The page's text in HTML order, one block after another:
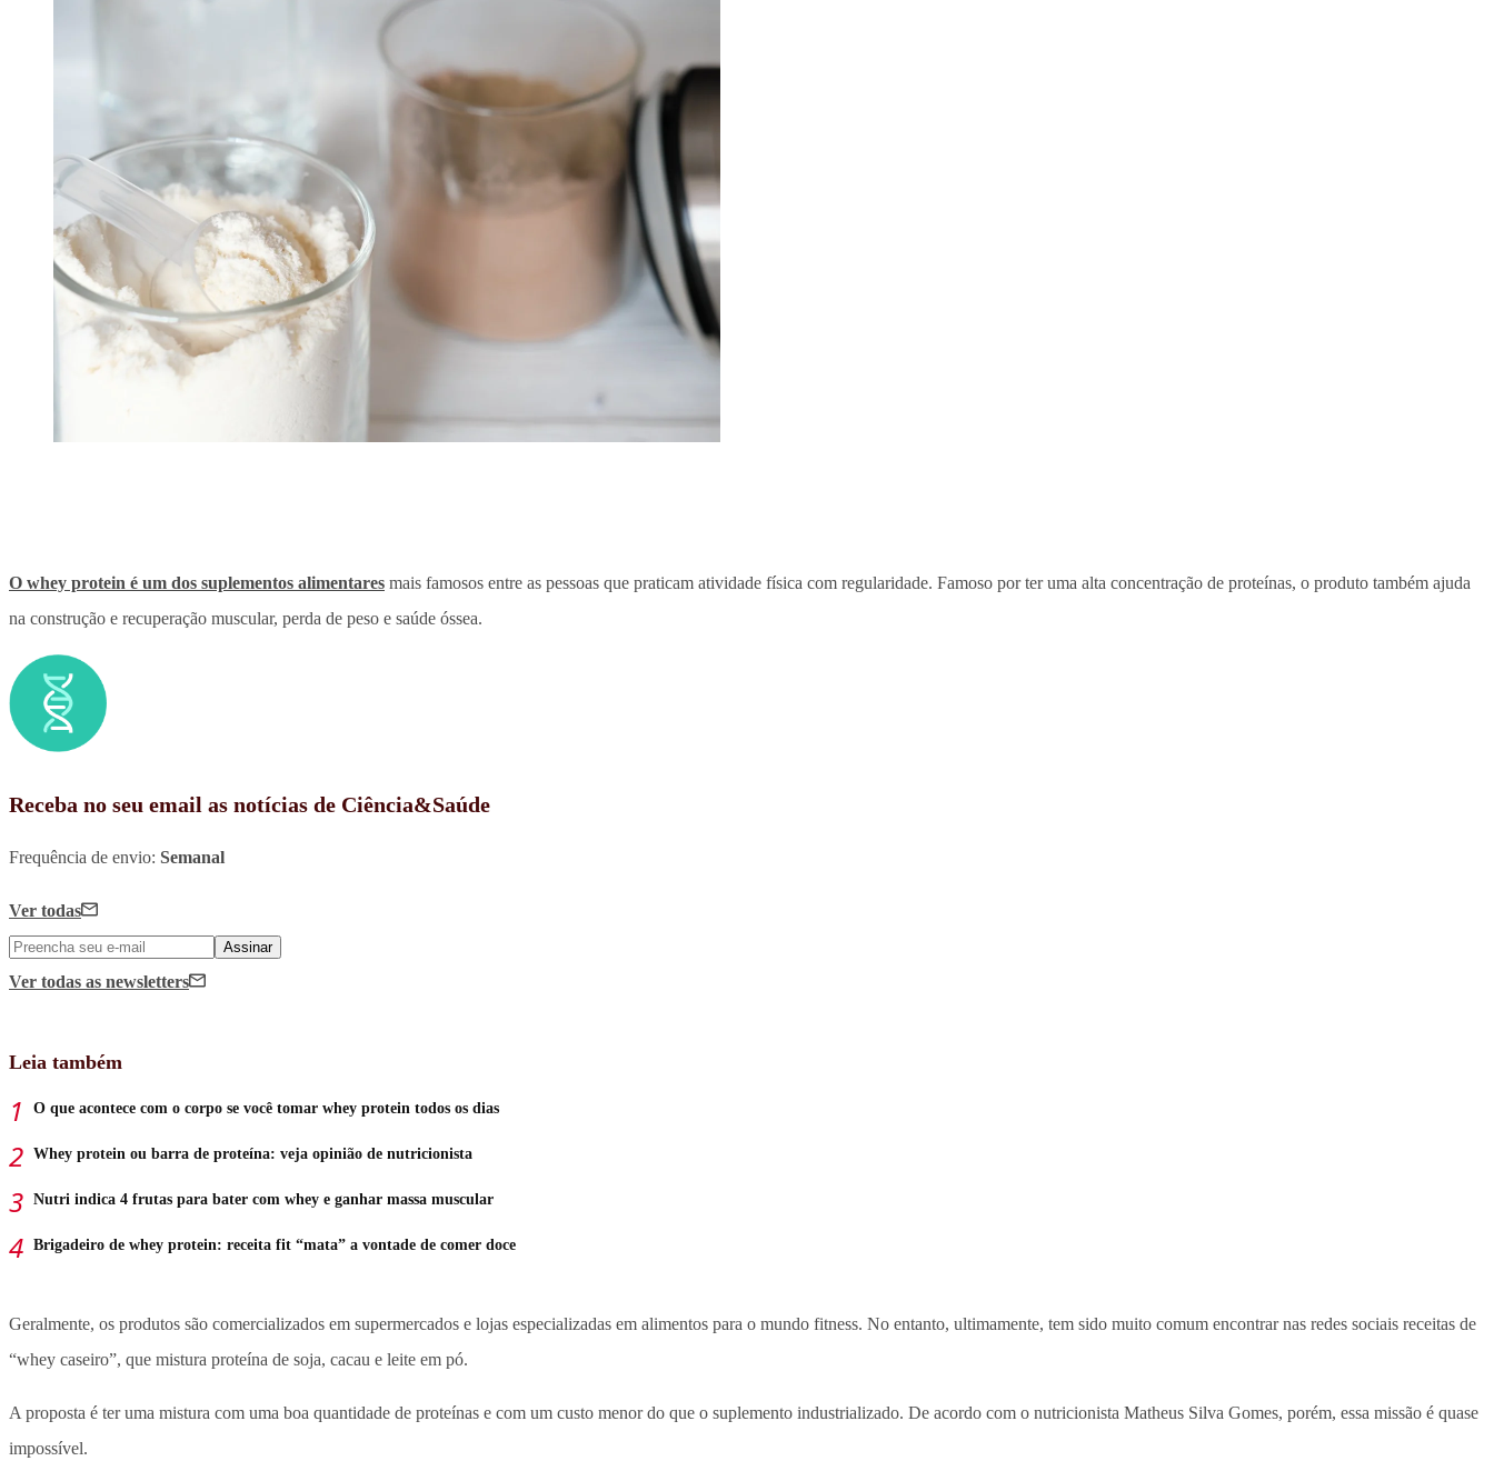
O whey protein é um dos suplementos alimentares mais famosos entre as pessoas que praticam atividade física com regularidade. Famoso por ter uma alta concentração de proteínas, o produto também ajuda
na construção e recuperação muscular, perda de peso e saúde óssea.
Receba no seu email as notícias de Ciência&Saúde
Frequência de envio: Semanal
Ver todas
Assinar
Ver todas as newsletters
Leia também
O que acontece com o corpo se você tomar whey protein todos os dias
Whey protein ou barra de proteína: veja opinião de nutricionista
Nutri indica 4 frutas para bater com whey e ganhar massa muscular
Brigadeiro de whey protein: receita fit “mata” a vontade de comer doce
Geralmente, os produtos são comercializados em supermercados e lojas especializadas em alimentos para o mundo fitness. No entanto, ultimamente, tem sido muito comum encontrar nas redes sociais receitas de
“whey caseiro”, que mistura proteína de soja, cacau e leite em pó.
A proposta é ter uma mistura com uma boa quantidade de proteínas e com um custo menor do que o suplemento industrializado. De acordo com o nutricionista Matheus Silva Gomes, porém, essa missão é quase
impossível.